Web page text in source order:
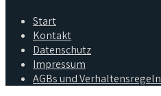
Start
Kontakt
Datenschutz
Impressum
AGBs und Verhaltensregeln